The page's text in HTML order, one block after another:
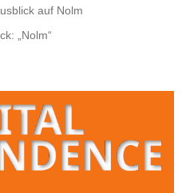
auf Nolm
„Nolm“